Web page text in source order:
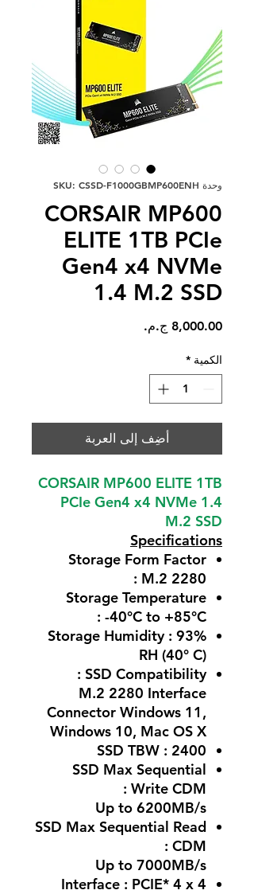
وحدة SKU: CSSD-F1000GBMP600ENH
CORSAIR MP600
ELITE 1TB PCIe
Gen4 x4 NVMe
1.4 M.2 SSD
الكمية *
أضِف إلى العربة
CORSAIR MP600 ELITE 1TB
PCIe Gen4 x4 NVMe 1.4
M.2 SSD
Specifications
Storage Form Factor
: M.2 2280
Storage Temperature
: -40°C to +85°C
Storage Humidity : 93%
RH (40° C)
SSD Compatibility :
M.2 2280 Interface
Connector Windows 11,
Windows 10, Mac OS X
SSD TBW : 2400
SSD Max Sequential
Write CDM :
Up to 6200MB/s
SSD Max Sequential Read
CDM :
Up to 7000MB/s
Interface : PCIE* 4 x 4